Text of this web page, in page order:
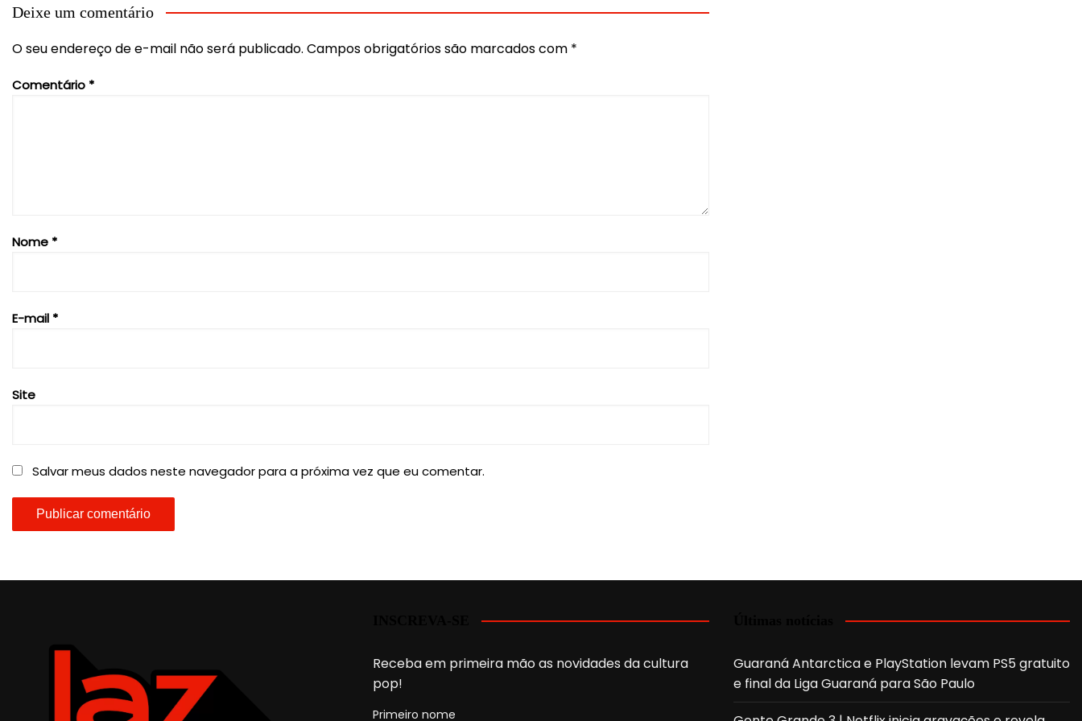
Deixe um comentário
O seu endereço de e-mail não será publicado. Campos obrigatórios são marcados com *
Comentário *
Nome *
E-mail *
Site
Salvar meus dados neste navegador para a próxima vez que eu comentar.
Receba em primeira mão as novidades da cultura
pop!
Primeiro nome
Guaraná Antarctica e PlayStation levam PS5 gratuito
e final da Liga Guaraná para São Paulo